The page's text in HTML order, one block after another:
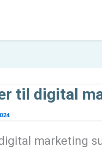
til digital
marketing